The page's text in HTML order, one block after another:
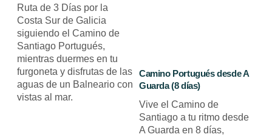
Ruta de 3 Días por la
Costa Sur de Galicia
siguiendo el Camino de
Santiago Portugués,
mientras duermes en tu
furgoneta y disfrutas de las
aguas de un Balneario con
vistas al mar.
Camino Portugués desde A
Guarda (8 días)
Vive el Camino de
Santiago a tu ritmo desde
A Guarda en 8 días,